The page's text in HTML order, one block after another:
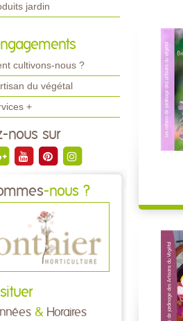
jardin
cultivons-nous ?
du végétal
+
nous sur
-nous ?
situer
& Horaires